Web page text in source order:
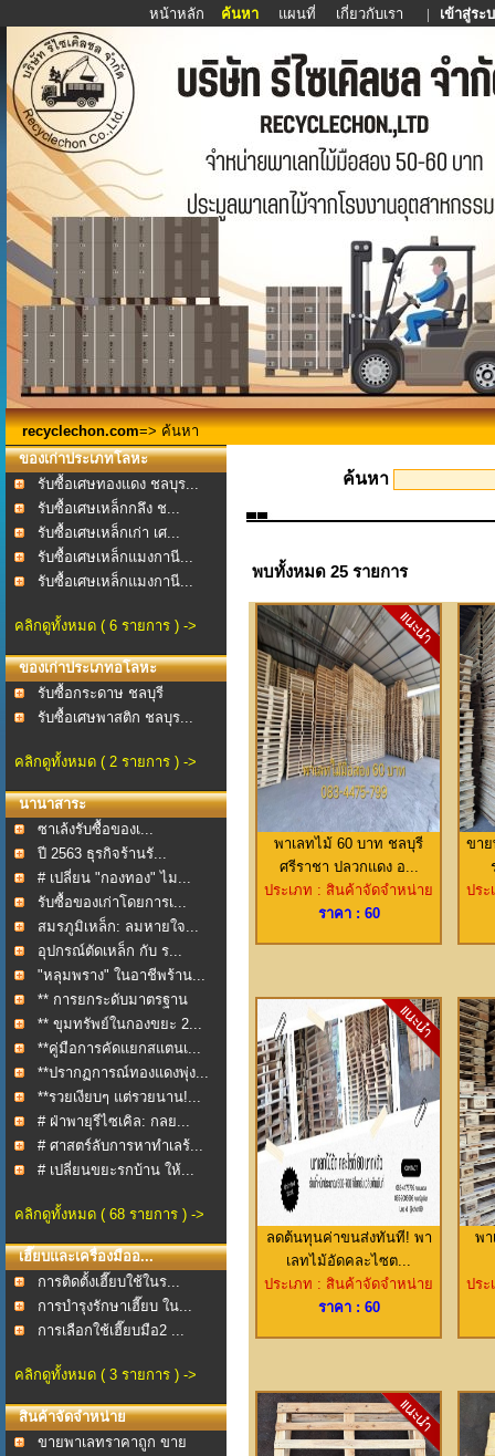
หน้าหลัก ค้นหา แผนที่ เกี่ยวกับเรา | เข้าสู่ระ
recyclechon.com=> ค้นหา
ของเก่าประเภทโลหะ
รับซื้อเศษทองแดง ชลบุร...
รับซื้อเศษเหล็กกลึง ช...
รับซื้อเศษเหล็กเก่า เศ...
รับซื้อเศษเหล็กแมงกานี...
รับซื้อเศษเหล็กแมงกานี...
คลิกดูทั้งหมด ( 6 รายการ ) ->
ของเก่าประเภทอโลหะ
รับซื้อกระดาษ ชลบุรี
รับซื้อเศษพาสติก ชลบุร...
คลิกดูทั้งหมด ( 2 รายการ ) ->
นานาสาระ
ซาเล้งรับซื้อของเ...
ปี 2563 ธุรกิจร้านรั...
# เปลี่ยน "กองทอง" ไม...
รับซื้อของเก่าโดยการเ...
สมรภูมิเหล็ก: ลมหายใจ...
อุปกรณ์ตัดเหล็ก กับ ร...
"หลุมพราง" ในอาชีพร้าน...
** การยกระดับมาตรฐาน
กา...
** ขุมทรัพย์ในกองขยะ 2...
**คู่มือการคัดแยกสแตนเ...
**ปรากฏการณ์ทองแดงพุ่ง...
**รวยเงียบๆ แต่รวยนาน!...
# ฝ่าพายุรีไซเคิล: กลย...
# ศาสตร์ลับการหาทำเลร้...
# เปลี่ยนขยะรกบ้าน ให้...
คลิกดูทั้งหมด ( 68 รายการ ) ->
เฮี๊ยบและเครื่องมืออ...
การติดตั้งเฮี๊ยบใช้ในร...
การบำรุงรักษาเฮี๊ยบ ใน...
การเลือกใช้เฮี๊ยบมือ2 ...
คลิกดูทั้งหมด ( 3 รายการ ) ->
สินค้าจัดจำหน่าย
ขายพาเลทราคาถูก ขาย
ค้นหา
พบทั้งหมด 25 รายการ
พาเลทไม้ 60 บาท ชลบุรี
ศรีราชา ปลวกแดง อ...
ประเภท : สินค้าจัดจำหน่าย
ราคา : 60
ขาย
ปร
ลดต้นทุนค่าขนส่งทันที! พา
เลทไม้อัดคละไซต...
ประเภท : สินค้าจัดจำหน่าย
ราคา : 60
พา
ปร